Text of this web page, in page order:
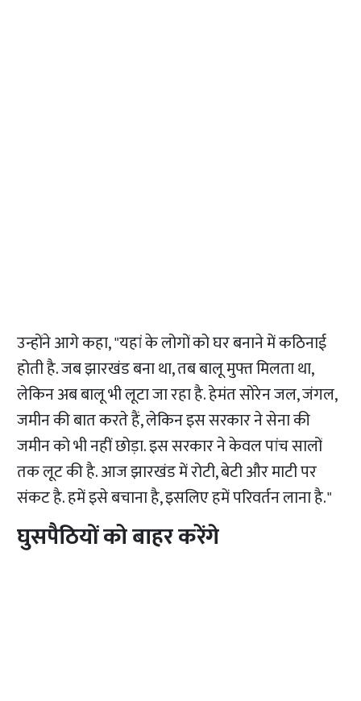
उन्होंने आगे कहा, "यहां के लोगों को घर बनाने में कठिनाई
होती है. जब झारखंड बना था, तब बालू मुफ्त मिलता था,
लेकिन अब बालू भी लूटा जा रहा है. हेमंत सोरेन जल, जंगल,
जमीन की बात करते हैं, लेकिन इस सरकार ने सेना की
जमीन को भी नहीं छोड़ा. इस सरकार ने केवल पांच सालों
तक लूट की है. आज झारखंड में रोटी, बेटी और माटी पर
संकट है. हमें इसे बचाना है, इसलिए हमें परिवर्तन लाना है."
घुसपैठियों को बाहर करेंगे